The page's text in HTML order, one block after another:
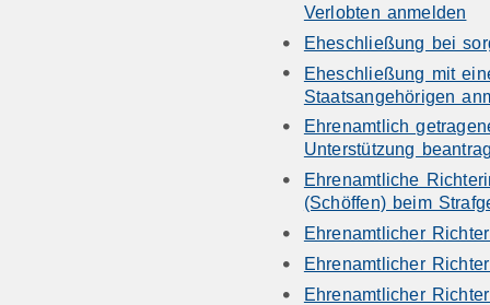
Verlobten anmelden
Eheschließung bei
Eheschließung mit
Staatsangehörigen
Ehrenamtlich
Unterstützung
Ehrenamtliche
(Schöffen) beim
Ehrenamtlicher
Ehrenamtlicher
Ehrenamtlicher